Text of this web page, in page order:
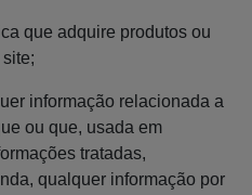
que adquire produtos ou
informação relacionada a
ou que, usada em
tratadas,
qualquer informação por